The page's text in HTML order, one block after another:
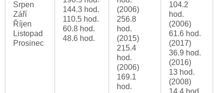
Srpen
Září
Říjen
Listopad
Prosinec
144.3 hod.
110.5 hod.
60.8 hod.
48.6 hod.
(2006)
256.8
hod.
(2015)
215.4
hod.
(2006)
169.1
hod.
104.2
hod.
(2006)
61.6 hod.
(2017)
36.9 hod.
(2016)
13 hod.
(2008)